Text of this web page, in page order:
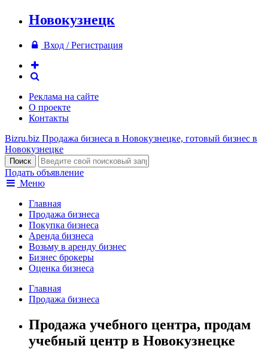
Новокузнецк
Вход / Регистрация
Реклама на сайте
О проекте
Контакты
Bizru.biz Продажа бизнеса в Новокузнецке, готовый бизнес в
Новокузнецке
Подать объявление
Меню
Главная
Продажа бизнеса
Покупка бизнеса
Аренда бизнеса
Возьму в аренду бизнес
Бизнес брокеры
Оценка бизнеса
Главная
Продажа бизнеса
Продажа учебного центра, продам
учебный центр в Новокузнецке